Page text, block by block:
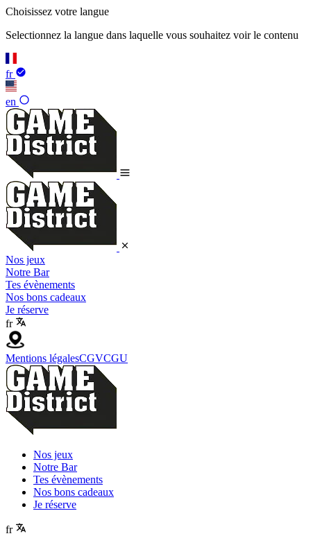
Choisissez votre langue
Selectionnez la langue dans laquelle vous souhaitez voir le contenu
fr
en
Nos jeux
Notre Bar
Tes évènements
Nos bons cadeaux
Je réserve
fr
Mentions légalesCGVCGU
Nos jeux
Notre Bar
Tes évènements
Nos bons cadeaux
Je réserve
fr